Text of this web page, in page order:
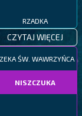
RZADKA
CZYTAJ WIĘCEJ
ŚW. WAWRZYŃCA
NISZCZUKA